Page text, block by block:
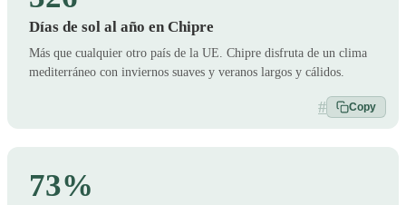
Días de sol al año en Chipre
Más que cualquier otro país de la UE. Chipre disfruta de un clima
mediterráneo con inviernos suaves y veranos largos y cálidos.
# Copy
73%